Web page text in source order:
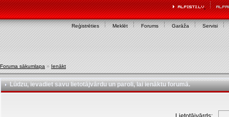
Reģistrēties Meklēt Forums Garāža Servisi
Foruma sākumlapa » Ienākt
Lūdzu, ievadiet savu lietotājvārdu un paroli, lai ienāktu forumā.